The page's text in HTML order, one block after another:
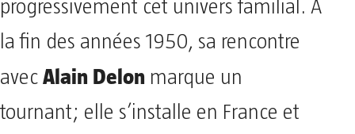
progressivement cet univers familial. À
la fin des années 1950, sa rencontre
avec Alain Delon marque un
tournant; elle s’installe en France et